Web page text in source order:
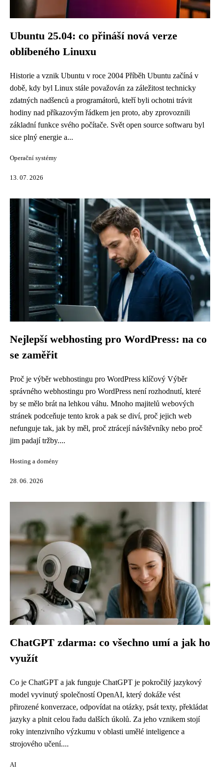
Ubuntu 25.04: co přináší nová verze
oblíbeného Linuxu
Historie a vznik Ubuntu v roce 2004 Příběh Ubuntu začíná v
době, kdy byl Linux stále považován za záležitost technicky
zdatných nadšenců a programátorů, kteří byli ochotni trávit
hodiny nad příkazovým řádkem jen proto, aby zprovoznili
základní funkce svého počítače. Svět open source softwaru byl
sice plný energie a...
Operační systémy
13. 07. 2026
Nejlepší webhosting pro WordPress: na co
se zaměřit
Proč je výběr webhostingu pro WordPress klíčový Výběr
správného webhostingu pro WordPress není rozhodnutí, které
by se mělo brát na lehkou váhu. Mnoho majitelů webových
stránek podceňuje tento krok a pak se diví, proč jejich web
nefunguje tak, jak by měl, proč ztrácejí návštěvníky nebo proč
jim padají tržby....
Hosting a domény
28. 06. 2026
ChatGPT zdarma: co všechno umí a jak ho
využít
Co je ChatGPT a jak funguje ChatGPT je pokročilý jazykový
model vyvinutý společností OpenAI, který dokáže vést
přirozené konverzace, odpovídat na otázky, psát texty, překládat
jazyky a plnit celou řadu dalších úkolů. Za jeho vznikem stojí
roky intenzivního výzkumu v oblasti umělé inteligence a
strojového učení....
AI